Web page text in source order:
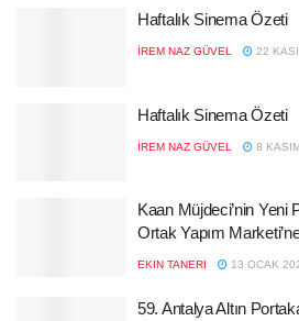
Haftalık Sinema Özeti
İREM NAZ GÜVEL 22
Haftalık Sinema Özeti
İREM NAZ GÜVEL 8
Kaan Müjdeci’nin Yeni
Ortak Yapım
EKIN TANERI 13 OCAK
59. Antalya Altın